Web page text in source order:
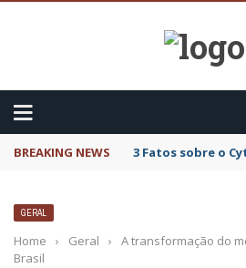
HOME 1
BLOG
EMPREENDEDORISMO
NEGÓCIO
BREAKING NEWS 3 Fatos sobre o
GERAL
Home › Geral ›
A transformação do
Brasil